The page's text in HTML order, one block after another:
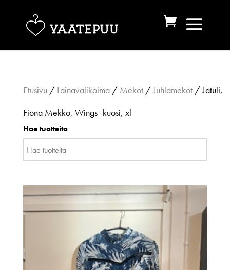
Etusivu / Lainavalikoima/ Mekot/Juhlamekot/ Jatuli,
Fiona Mekko, Wings -kuosi, xl
Hae tuotteita